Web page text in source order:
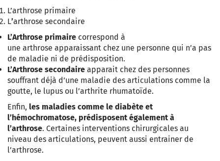
L’arthrose primaire
L’arthrose secondaire
L’Arthrose primaire correspond à
une arthrose apparaissant chez une personne qui n’a pas
de maladie ni de prédisposition.
L’Arthrose secondaire apparait chez des personnes
souffrant déjà d’une maladie des articulations comme la
goutte, le lupus ou l’arthrite rhumatoïde.
Enfin, les maladies comme le diabète et
l’hémochromatose, prédisposent également à
l’arthrose. Certaines interventions chirurgicales au
niveau des articulations, peuvent aussi entrainer de
l’arthrose.